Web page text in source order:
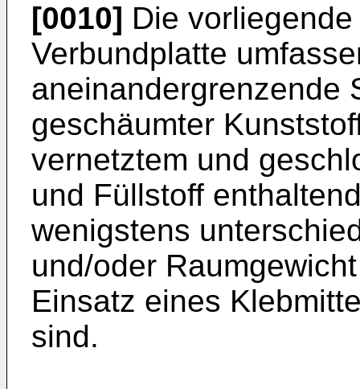
[0010] Die
Verbundplatte
aneinandergrenzende
geschäumter
vernetztem und
und Füllstoff
wenigstens
und/oder
Einsatz eines
sind.